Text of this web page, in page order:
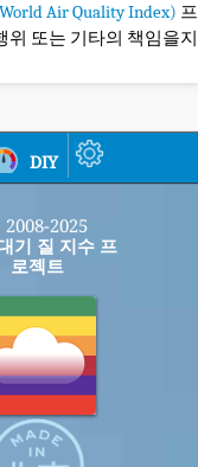
Air Quality Index) 프
위 또는 기타의 책임을지
diy
2025
기 질 지수 프
로젝트